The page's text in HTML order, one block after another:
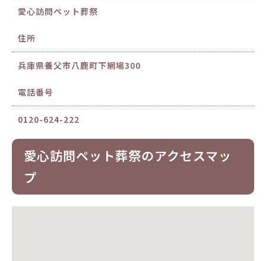
愛心訪問ペット葬祭
住所
兵庫県養父市八鹿町下網場300
電話番号
0120-624-222
愛心訪問ペット葬祭のアクセスマッ
プ